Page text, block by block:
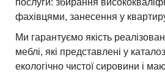
послуги: збирання
фахівцями, занесення у
Ми гарантуємо якість
меблі, які представлені у
екологічно чистої сировини і